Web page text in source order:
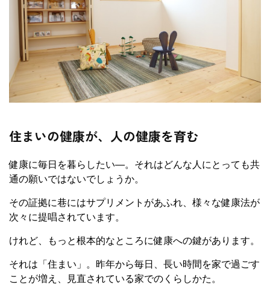
住まいの健康が、人の健康を育む
健康に毎日を暮らしたい―。それはどんな人にとっても共
通の願いではないでしょうか。
その証拠に巷にはサプリメントがあふれ、様々な健康法が
次々に提唱されています。
けれど、もっと根本的なところに健康への鍵があります。
それは「住まい」。昨年から毎日、長い時間を家で過ごす
ことが増え、見直されている家でのくらしかた。